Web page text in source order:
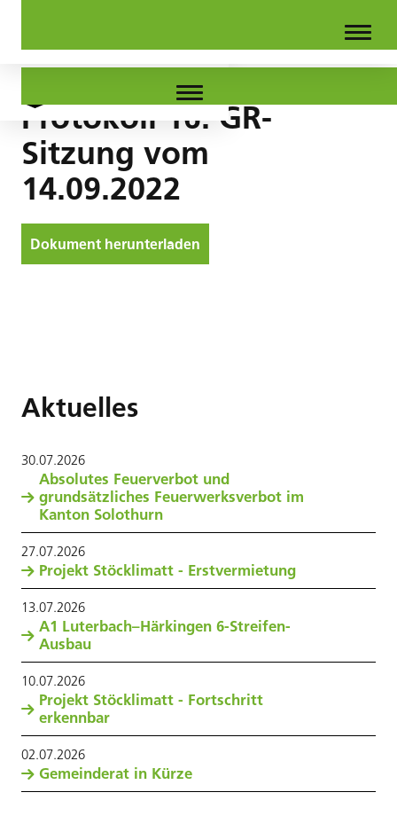
Protokoll 16. GR-
Sitzung vom
14.09.2022
Dokument herunterladen
Aktuelles
30.07.2026
Absolutes Feuerverbot und
grundsätzliches Feuerwerksverbot im
Kanton Solothurn
27.07.2026
Projekt Stöcklimatt - Erstvermietung
13.07.2026
A1 Luterbach–Härkingen 6-Streifen-
Ausbau
10.07.2026
Projekt Stöcklimatt - Fortschritt
erkennbar
02.07.2026
Gemeinderat in Kürze